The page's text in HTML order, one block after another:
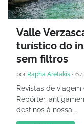
Valle
turístico do
sem filtros
por Rapha Aretakis •
Revistas de
Repórter,
destinos à nossa …